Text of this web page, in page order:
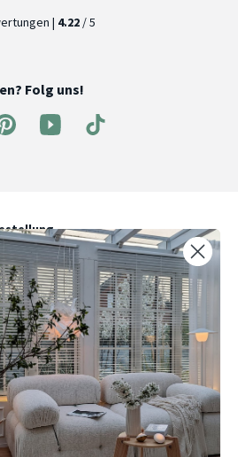
| 4.22 / 5
Folg uns!
an und entdecke neue
als Erstes